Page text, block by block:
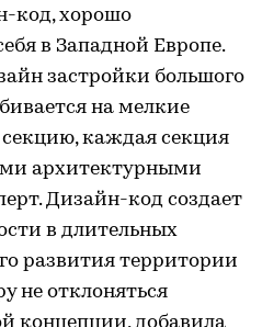
код, хорошо
в Западной Европе.
застройки большого
на мелкие
каждая секция
архитектурными
Дизайн-код создает
в длительных
развития территории
не отклоняться